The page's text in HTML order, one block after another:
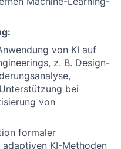
von KI auf
z. B. Design-
bei
von
formaler
KI-Methoden